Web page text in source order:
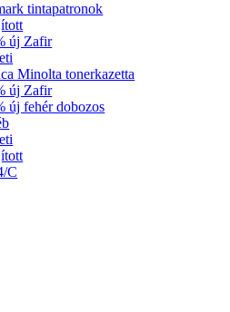
tintapatronok
új Zafir
Minolta tonerkazetta
új Zafir
új fehér dobozos
C